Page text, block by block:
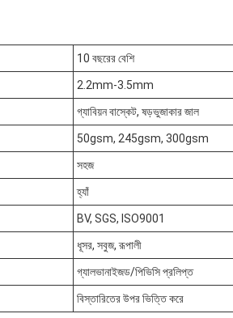
10 বছরের বেশি
2.2mm-3.5mm
গ্যাবিয়ন বাস্কেট, ষড়ভুজাকার জাল
50gsm, 245gsm, 300gsm
সহজ
হ্যাঁ
BV, SGS, ISO9001
ধূসর, সবুজ, রূপালী
গ্যালভানাইজড/পিভিসি প্রলিপ্ত
বিস্তারিতের উপর ভিত্তি করে